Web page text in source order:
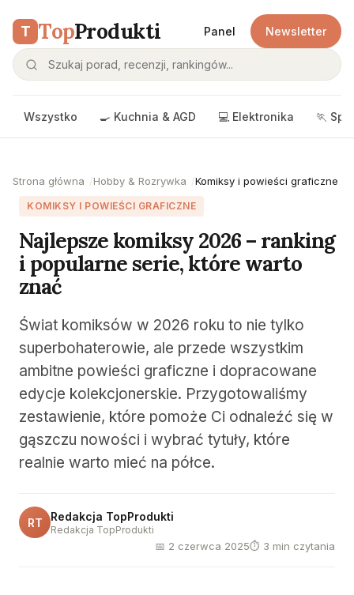
T TopProdukti Panel Newsletter
Wszystko 🍳 Kuchnia & AGD 💻 Elektronika 🏃
Strona główna Hobby & Rozrywka Komiksy i powieści graficzne
KOMIKSY I POWIEŚCI GRAFICZNE
Najlepsze komiksy 2026 – ranking
i popularne serie, które warto
znać
Świat komiksów w 2026 roku to nie tylko
superbohaterowie, ale przede wszystkim
ambitne powieści graficzne i dopracowane
edycje kolekcjonerskie. Przygotowaliśmy
zestawienie, które pomoże Ci odnaleźć się w
gąszczu nowości i wybrać tytuły, które
realnie warto mieć na półce.
RT Redakcja TopProdukti
Redakcja TopProdukti
📅 2 czerwca 2025⏱ 3 min czytania